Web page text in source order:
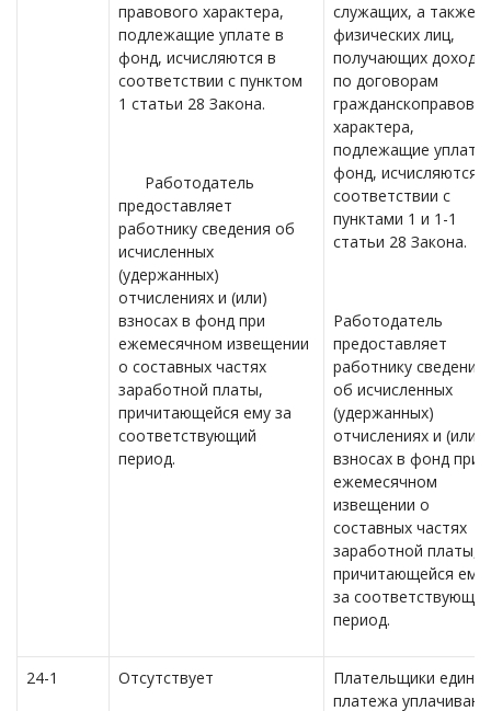
правового характера,
подлежащие уплате в
фонд, исчисляются в
соответствии с пунктом
1 статьи 28 Закона.
Работодатель
предоставляет
работнику сведения об
исчисленных
(удержанных)
отчислениях и (или)
взносах в фонд при
ежемесячном извещении
о составных частях
заработной платы,
причитающейся ему за
соответствующий
период.
служащих, а также
физических лиц,
получающих доходы
по договорам
характера,
подлежащие уплате
фонд, исчисляются в
соответствии с
пунктами 1 и 1-1
статьи 28 Закона.
Работодатель
предоставляет
работнику сведения
об исчисленных
(удержанных)
отчислениях и (или)
взносах в фонд при
ежемесячном
извещении о
составных частях
заработной платы,
причитающейся ему
за соответствующий
период.
24-1 Отсутствует
Плательщики
платежа уплачивают